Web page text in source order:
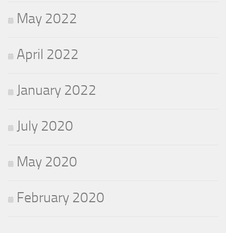
May 2022
April 2022
January 2022
July 2020
May 2020
February 2020